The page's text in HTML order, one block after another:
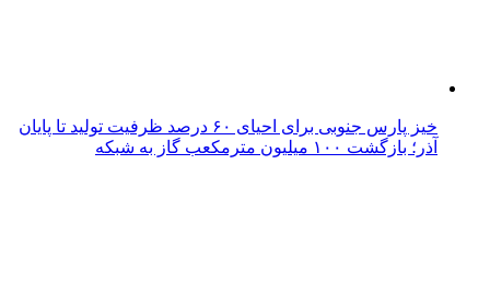
خیز پارس جنوبی برای احیای ۶۰ درصد ظرفیت تولید تا پایان
آذر؛ بازگشت ۱۰۰ میلیون مترمکعب گاز به شبکه